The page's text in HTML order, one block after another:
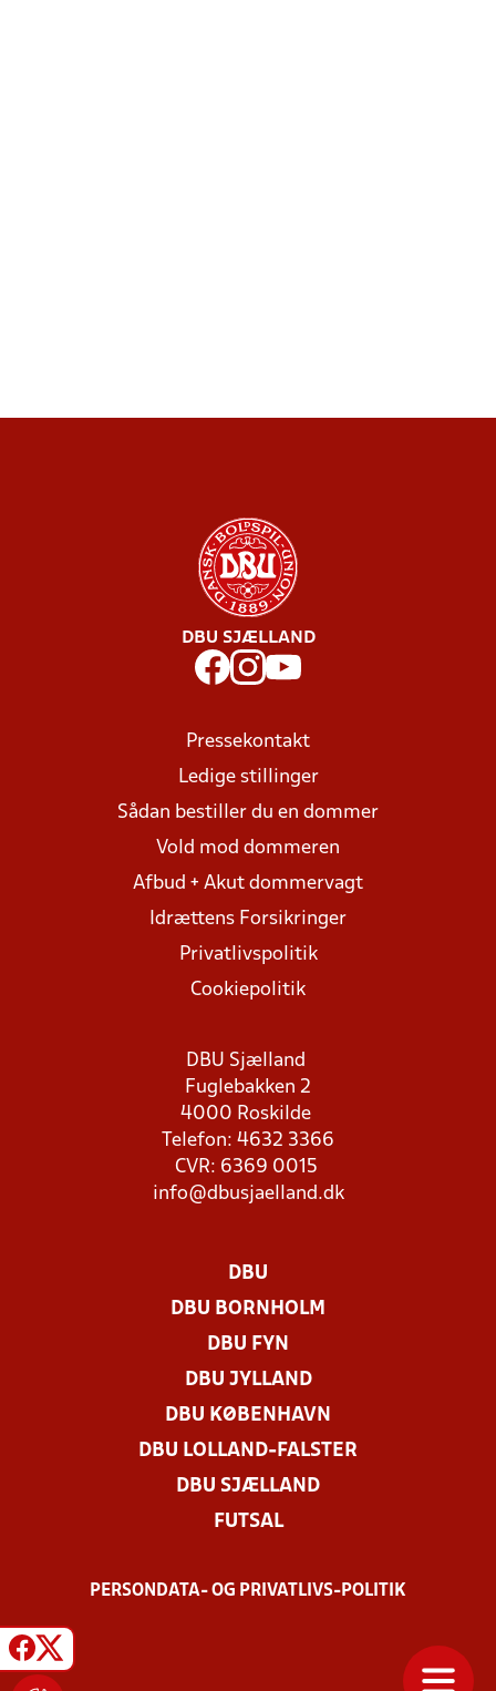
DBU SJÆLLAND
Pressekontakt
Ledige stillinger
Sådan bestiller du en dommer
Vold mod dommeren
Afbud + Akut dommervagt
Idrættens Forsikringer
Privatlivspolitik
Cookiepolitik
DBU Sjælland
Fuglebakken 2
4000 Roskilde
Telefon: 4632 3366
CVR: 6369 0015
info@dbusjaelland.dk
DBU
DBU BORNHOLM
DBU FYN
DBU JYLLAND
DBU KØBENHAVN
DBU LOLLAND-FALSTER
DBU SJÆLLAND
FUTSAL
PERSONDATA- OG PRIVATLIVS-POLITIK